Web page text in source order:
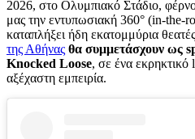
2026, στο Ολυμπιακό Στάδιο,
μας την εντυπωσιακή 360° (in-the-
καταπλήξει ήδη εκατομμύρια
της Αθήνας θα συμμετάσχουν ως
Knocked Loose, σε ένα εκρηκτικό
αξέχαστη εμπειρία.